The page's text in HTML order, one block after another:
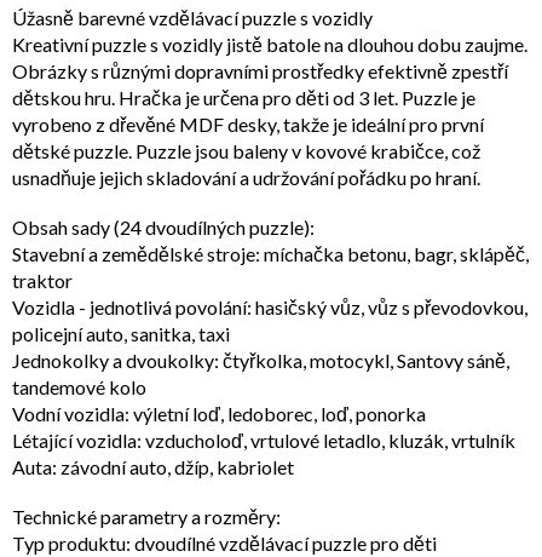
Úžasně barevné vzdělávací puzzle s vozidly
Kreativní puzzle s vozidly jistě batole na dlouhou dobu zaujme.
Obrázky s různými dopravními prostředky efektivně zpestří
dětskou hru. Hračka je určena pro děti od 3 let. Puzzle je
vyrobeno z dřevěné MDF desky, takže je ideální pro první
dětské puzzle. Puzzle jsou baleny v kovové krabičce, což
usnadňuje jejich skladování a udržování pořádku po hraní.
Obsah sady (24 dvoudílných puzzle):
Stavební a zemědělské stroje: míchačka betonu, bagr, sklápěč,
traktor
Vozidla - jednotlivá povolání: hasičský vůz, vůz s převodovkou,
policejní auto, sanitka, taxi
Jednokolky a dvoukolky: čtyřkolka, motocykl, Santovy sáně,
tandemové kolo
Vodní vozidla: výletní loď, ledoborec, loď, ponorka
Létající vozidla: vzducholoď, vrtulové letadlo, kluzák, vrtulník
Auta: závodní auto, džíp, kabriolet
Technické parametry a rozměry:
Typ produktu: dvoudílné vzdělávací puzzle pro děti